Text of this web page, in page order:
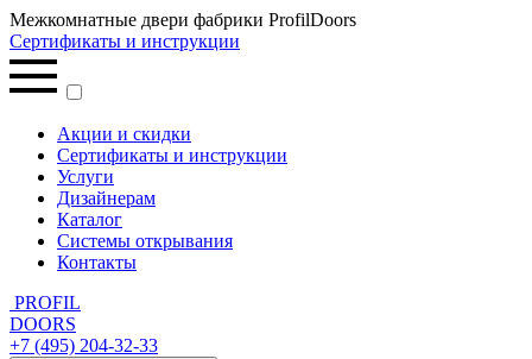
Межкомнатные двери фабрики ProfilDoors
Сертификаты и инструкции
Акции и скидки
Сертификаты и инструкции
Услуги
Дизайнерам
Каталог
Системы открывания
Контакты
PROFIL
DOORS
+7 (495) 204-32-33